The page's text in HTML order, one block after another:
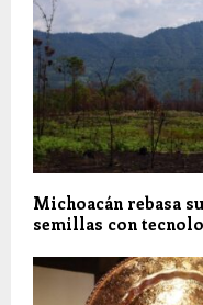
Michoacán rebasa
semillas con